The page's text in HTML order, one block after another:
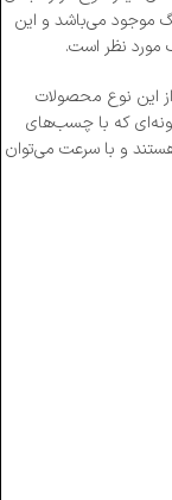
که قرنیز پروفیل سامان در بیش از ۳۰ رنگ موجود می‌باشد و این
مورد نظر است.
از این نوع محصولات
که با چسب‌های
و با سرعت می‌توان